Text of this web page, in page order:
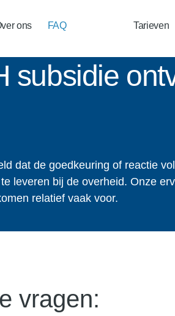
ons FAQ Tarieven
subsidie
dat de goedkeuring of reactie
leveren bij de overheid. Onze
relatief vaak voor.
vragen: